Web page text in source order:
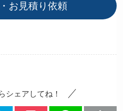
お見積り依頼
シェアしてね！